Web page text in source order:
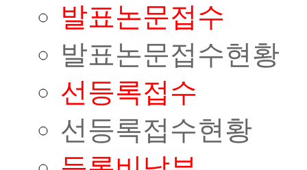
발표논문접수
발표논문접수현황
선등록접수
선등록접수현황